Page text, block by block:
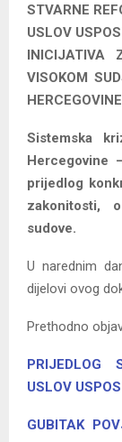
STVARNE
USLOV
INICIJATIVA
VISOKOM
HERCEGOVINE
Sistemska
Hercegovine
prijedlog
zakonitosti,
sudove.
U narednim
dijelovi ovog
Prethodno
PRIJEDLOG
USLOV
GUBITAK